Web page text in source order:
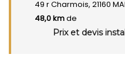
49 r Charmois, 21160
48,0 kmde
Prix et devis